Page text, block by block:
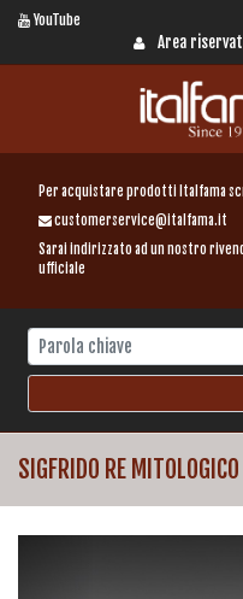
YouTube
Area
Per acquistare prodotti Italfama
customerservice@italfama.it
Sarai indirizzato ad un nostro
ufficiale
SIGFRIDO RE MITOLOGICO